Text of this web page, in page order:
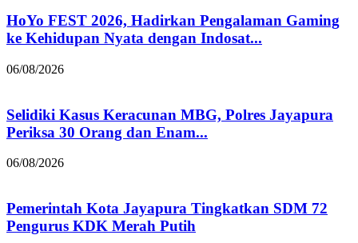
HoYo FEST 2026, Hadirkan Pengalaman Gaming
ke Kehidupan Nyata dengan Indosat...
06/08/2026
Selidiki Kasus Keracunan MBG, Polres Jayapura
Periksa 30 Orang dan Enam...
06/08/2026
Pemerintah Kota Jayapura Tingkatkan SDM 72
Pengurus KDK Merah Putih